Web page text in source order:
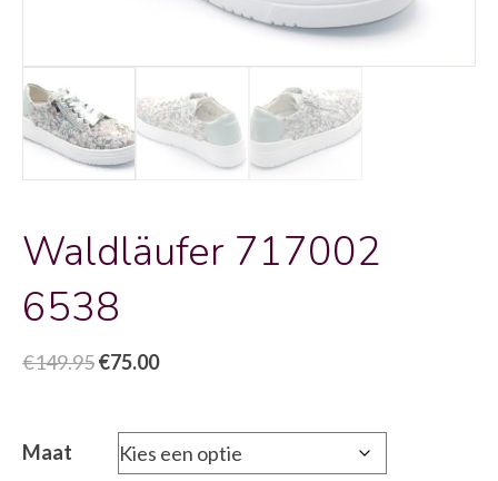
Waldläufer 717002
6538
€149.95Oorspronkelijke
€149.95.
€75.00Huidige
€75.00.
Maat